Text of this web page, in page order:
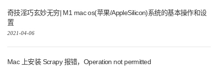
奇技淫巧玄妙无穷| M1 mac os(苹果/AppleSilicon)系统的基本操作和设
置
2021-04-06
Mac 上安装 Scrapy 报错，Operation not permitted